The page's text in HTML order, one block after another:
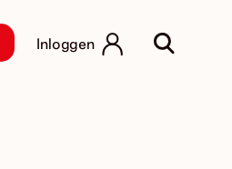
Inloggen